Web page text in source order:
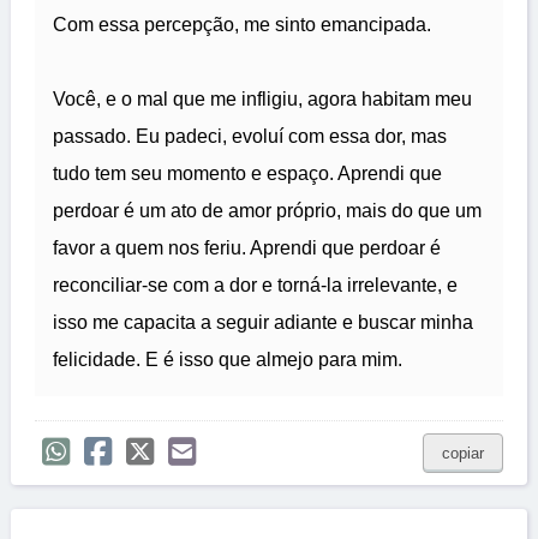
Com essa percepção, me sinto emancipada.
Você, e o mal que me infligiu, agora habitam meu
passado. Eu padeci, evoluí com essa dor, mas
tudo tem seu momento e espaço. Aprendi que
perdoar é um ato de amor próprio, mais do que um
favor a quem nos feriu. Aprendi que perdoar é
reconciliar-se com a dor e torná-la irrelevante, e
isso me capacita a seguir adiante e buscar minha
felicidade. E é isso que almejo para mim.
copiar